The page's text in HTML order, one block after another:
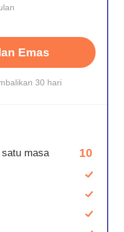
Emas
30 hari
masa 10